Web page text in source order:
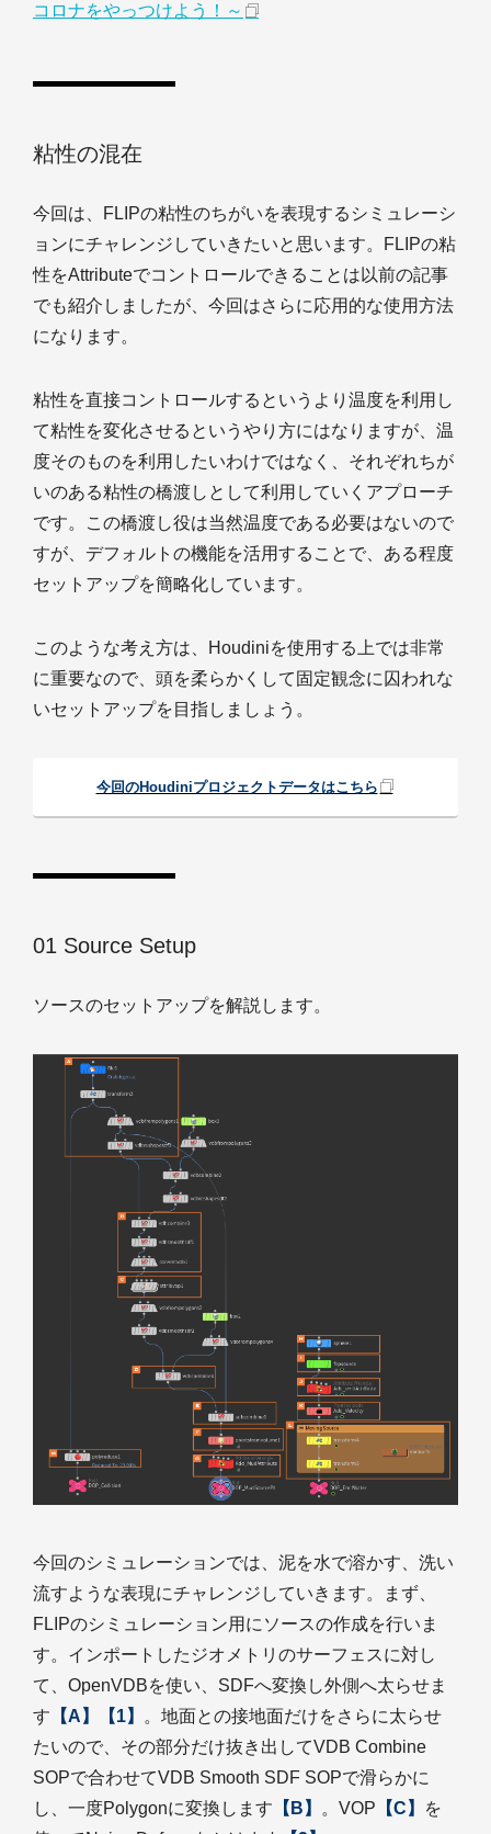
コロナをやっつけよう！～
粘性の混在
今回は、FLIPの粘性のちがいを表現するシミュレーシ
ョンにチャレンジしていきたいと思います。FLIPの粘
性をAttributeでコントロールできることは以前の記事
でも紹介しましたが、今回はさらに応用的な使用方法
になります。
粘性を直接コントロールするというより温度を利用し
て粘性を変化させるというやり方にはなりますが、温
度そのものを利用したいわけではなく、それぞれちが
いのある粘性の橋渡しとして利用していくアプローチ
です。この橋渡し役は当然温度である必要はないので
すが、デフォルトの機能を活用することで、ある程度
セットアップを簡略化しています。
このような考え方は、Houdiniを使用する上では非常
に重要なので、頭を柔らかくして固定観念に囚われな
いセットアップを目指しましょう。
今回のHoudiniプロジェクトデータはこちら
01 Source Setup
ソースのセットアップを解説します。
今回のシミュレーションでは、泥を水で溶かす、洗い
流すような表現にチャレンジしていきます。まず、
FLIPのシミュレーション用にソースの作成を行いま
す。インポートしたジオメトリのサーフェスに対し
て、OpenVDBを使い、SDFへ変換し外側へ太らせま
す 【A】【1】
。地面との接地面だけをさらに太らせ
たいので、その部分だけ抜き出してVDB Combine
SOPで合わせてVDB Smooth SDF SOPで滑らかに
し、一度Polygonに変換します 【B】 。VOP 【C】
を